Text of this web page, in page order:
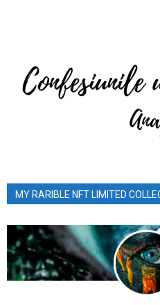
MY RARIBLE NFT LIMITED